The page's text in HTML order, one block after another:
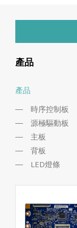
產品
產品
時序控制板
源極驅動板
主板
背板
LED燈條